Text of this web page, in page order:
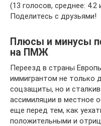
(13 голосов, среднее: 4.2
Поделитесь с друзьями!
Плюсы и минусы
на ПМЖ
Переезд в страны
иммигрантом не только
соцзащиты, но и
ассимиляции в местное
еще перед тем, как
положительными и